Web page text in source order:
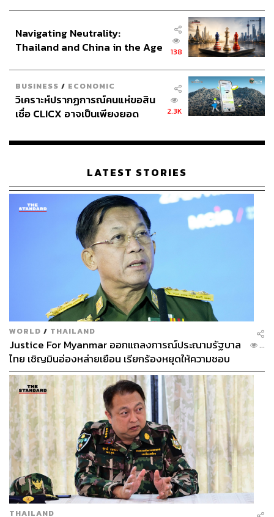
ABOUT THE AUTHOR
เมธา พันธุ์วราทร
เจ้าของนามปากกา ‘ลูกแม่กิ่ง’ คอลัมนิสต์ที่เล่า
เรื่องกีฬาให้คนนำไปปรับใช้ในชีวิต ซึ่งจะ
ทำให้ได้รับแรงบันดาลใจจากกีฬาที่คุณชื่น
ชอบ ในคอลัมน์ ‘Goal of Life’
Navigating Neutrality:
Thailand and China in the Age
138
BUSINESS / ECONOMIC
วิเคราะห์ปรากฏการณ์คนแห่ขอสิน
เชื่อ CLICX อาจเป็นเพียงยอด
เรือนไทยที่ถูกซุกไว้
2.3K
LATEST STORIES
WORLD / THAILAND
Justice For Myanmar ออกแถลงการณ์ประณามรัฐบาล
ไทย เชิญมินอ่องหล่ายเยือน เรียกร้องหยุดให้ความชอบ
ธรรมรัฐบาลทหาร
...
THAILAND